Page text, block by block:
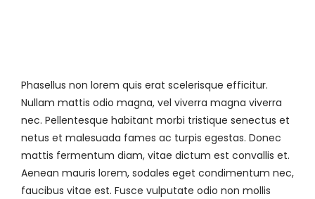
Phasellus non lorem quis erat scelerisque efficitur.
Nullam mattis odio magna, vel viverra magna viverra
nec. Pellentesque habitant morbi tristique senectus et
netus et malesuada fames ac turpis egestas. Donec
mattis fermentum diam, vitae dictum est convallis et.
Aenean mauris lorem, sodales eget condimentum nec,
faucibus vitae est. Fusce vulputate odio non mollis